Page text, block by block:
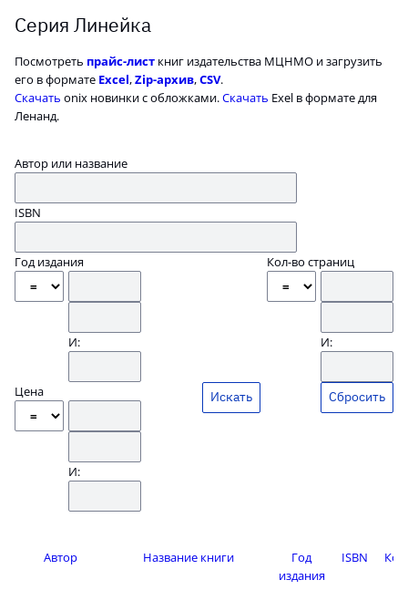
Серия Линейка
Посмотреть прайс-лист книг издательства МЦНМО и загрузить
его в формате Excel,Zip-архив,CSV.
Скачать onix новинки с обложками.Скачать Exel в формате для
Ленанд.
Автор или название
ISBN
Год издания
И:
Кол-во страниц
И:
Цена
И:
Сбросить
Автор Название книги
Год
издания
ISBN